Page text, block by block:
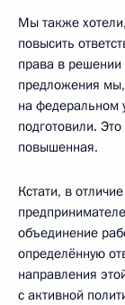
Мы также
повысить
права в решении
предложения мы,
на федеральном
подготовили.
повышенная.
Кстати, в
объединение
определённую
направления
с активной